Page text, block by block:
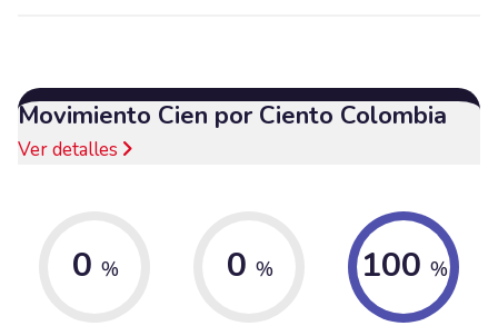
Movimiento Cien por Ciento Colombia
Ver detalles
0 % 0 % 100 %